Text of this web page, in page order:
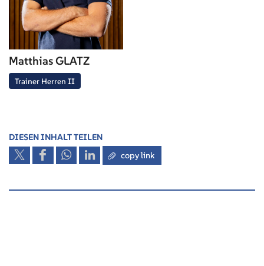
Matthias GLATZ
Trainer Herren II
DIESEN INHALT TEILEN
copy link